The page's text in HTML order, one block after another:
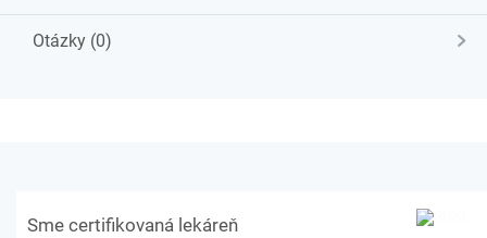
Otázky (0)
Sme certifikovaná lekáreň